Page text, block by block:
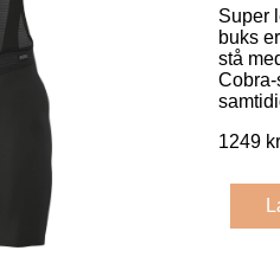
Super
buks
stå
1249